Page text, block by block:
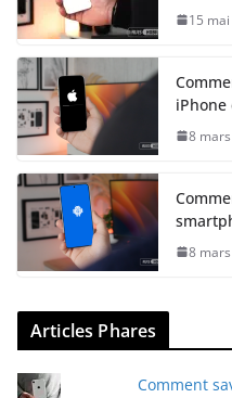
15
iPhone
8
8
Articles Phares
Comment